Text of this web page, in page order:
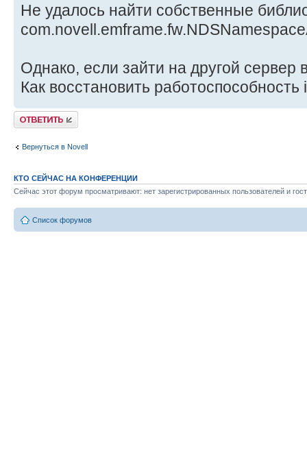
Не удалось найти собственные
Однако, если зайти на другой сервер
Как восстановить
Ответить
Вернуться в Novell
КТО СЕЙЧАС НА КОНФЕРЕНЦИИ
Сейчас этот форум просматривают: нет зарегистрированных пользователей и
Список форумов